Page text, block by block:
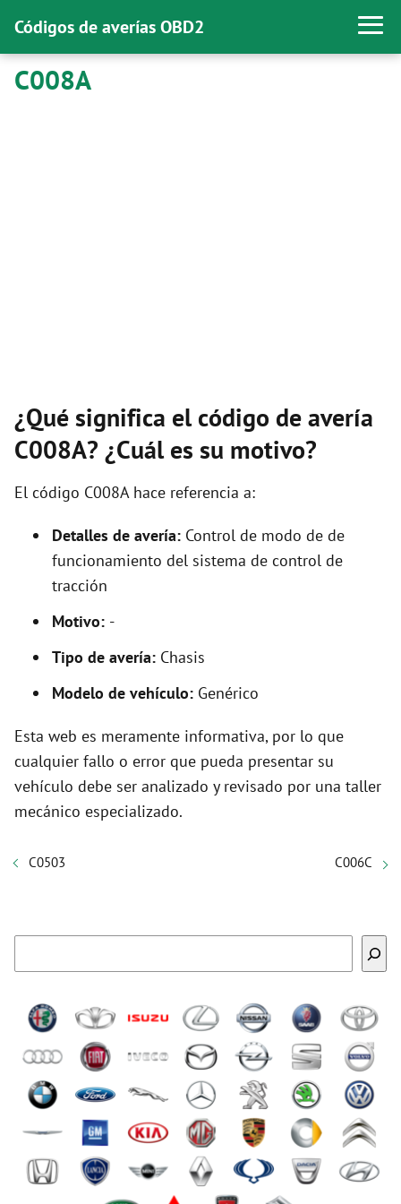
Códigos de averías OBD2
C008A
¿Qué significa el código de avería
C008A? ¿Cuál es su motivo?
El código C008A hace referencia a:
Detalles de avería: Control de modo de de
funcionamiento del sistema de control de
tracción
Motivo: -
Tipo de avería: Chasis
Modelo de vehículo: Genérico
Esta web es meramente informativa, por lo que
cualquier fallo o error que pueda presentar su
vehículo debe ser analizado y revisado por una taller
mecánico especializado.
C0503 C006C